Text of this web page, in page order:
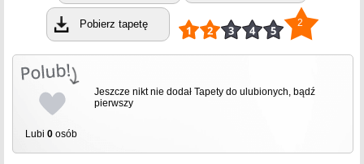
Pobierz tapetę 2
Lubi 0 osób
Jeszcze nikt nie dodał Tapety do ulubionych, bądź
pierwszy